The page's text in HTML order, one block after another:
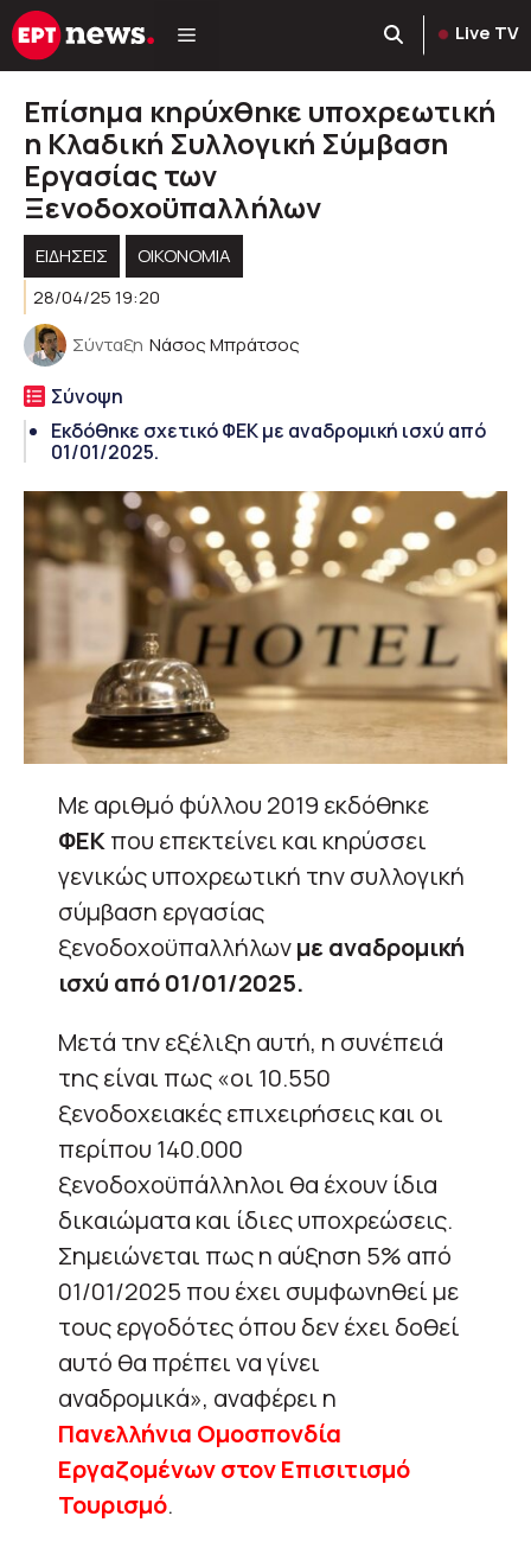
Μετάβαση
σε
Live TV
Επίσημα κηρύχθηκε υποχρεωτική
η Κλαδική Συλλογική Σύμβαση
Εργασίας των
Ξενοδοχοϋπαλλήλων
ΕΙΔΗΣΕΙΣ
ΟΙΚΟΝΟΜΙΑ
28/04/25 19:20
Σύνταξη Νάσος Μπράτσος
Σύνοψη
Εκδόθηκε σχετικό ΦΕΚ με αναδρομική ισχύ από
01/01/2025.
Με αριθμό φύλλου 2019 εκδόθηκε
ΦΕΚπου επεκτείνει και κηρύσσει
γενικώς υποχρεωτική την συλλογική
σύμβαση εργασίας
ξενοδοχοϋπαλλήλωνμε αναδρομική
ισχύ από 01/01/2025.
Μετά την εξέλιξη αυτή, η συνέπειά
της είναι πως «οι 10.550
ξενοδοχειακές επιχειρήσεις και οι
περίπου 140.000
ξενοδοχοϋπάλληλοι θα έχουν ίδια
δικαιώματα και ίδιες υποχρεώσεις.
Σημειώνεται πως η αύξηση 5% από
01/01/2025 που έχει συμφωνηθεί με
τους εργοδότες όπου δεν έχει δοθεί
αυτό θα πρέπει να γίνει
αναδρομικά», αναφέρει η
Πανελλήνια Ομοσπονδία
Εργαζομένων στον Επισιτισμό
Τουρισμό.